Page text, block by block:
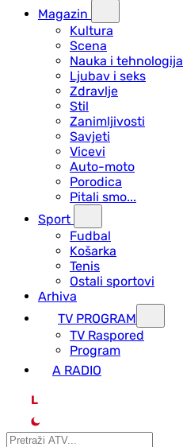
Magazin
Kultura
Scena
Nauka i tehnologija
Ljubav i seks
Zdravlje
Stil
Zanimljivosti
Savjeti
Vicevi
Auto-moto
Porodica
Pitali smo...
Sport
Fudbal
Košarka
Tenis
Ostali sportovi
Arhiva
TV PROGRAM
ТV Raspored
Program
A RADIO
L